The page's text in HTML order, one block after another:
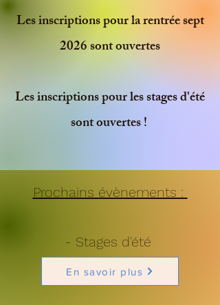
Les inscriptions pour la rentrée sept
2026 sont ouvertes
Les inscriptions pour les stages d'été
sont ouvertes !
Prochains évènements :
- Stages d'été
En savoir plus